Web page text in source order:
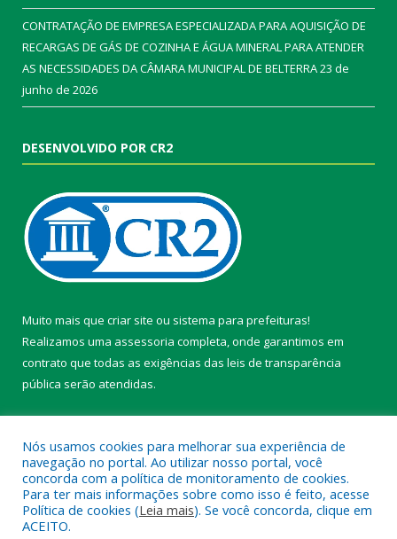
CONTRATAÇÃO DE EMPRESA ESPECIALIZADA PARA AQUISIÇÃO DE
RECARGAS DE GÁS DE COZINHA E ÁGUA MINERAL PARA ATENDER
AS NECESSIDADES DA CÂMARA MUNICIPAL DE BELTERRA23 de
junho de 2026
DESENVOLVIDO POR CR2
Muito mais que criar site ou sistema para prefeituras!
Realizamos uma assessoria completa, onde garantimos em
contrato que todas as exigências das leis de transparência
pública serão atendidas.
Todos os direitos reservados a Câmara Municipal de Belterra.
Nós usamos cookies para melhorar sua experiência de
navegação no portal. Ao utilizar nosso portal, você
concorda com a política de monitoramento de cookies.
Para ter mais informações sobre como isso é feito, acesse
Política de cookies (Leia mais). Se você concorda, clique em
ACEITO.